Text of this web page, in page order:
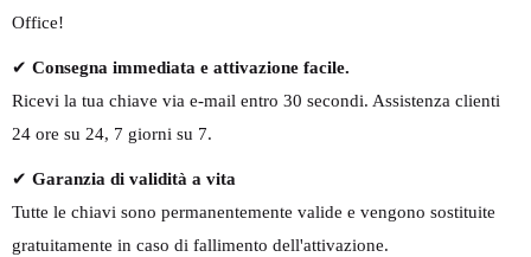
Office!
✔ Consegna immediata e attivazione facile.
Ricevi la tua chiave via e-mail entro 30 secondi. Assistenza clienti
24 ore su 24, 7 giorni su 7.
✔ Garanzia di validità a vita
Tutte le chiavi sono permanentemente valide e vengono sostituite
gratuitamente in caso di fallimento dell'attivazione.